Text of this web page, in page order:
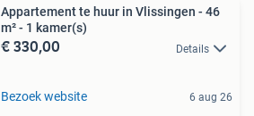
Appartement te huur in Vlissingen - 46
m² - 1 kamer(s)
€ 330,00 Details
Bezoek website 6 aug 26